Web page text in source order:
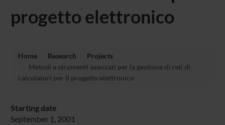
progetto elettronico
Home Research
Projects
Metodi e strumenti avanzati per la gestione di reti di
calcolatori per il progetto elettronico
Starting date
September 1, 2001